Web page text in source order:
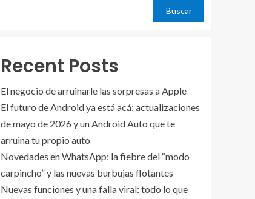
Buscar
Recent Posts
El negocio de arruinarle las sorpresas a Apple
El futuro de Android ya está acá: actualizaciones
de mayo de 2026 y un Android Auto que te
arruina tu propio auto
Novedades en WhatsApp: la fiebre del “modo
carpincho” y las nuevas burbujas flotantes
Nuevas funciones y una falla viral: todo lo que